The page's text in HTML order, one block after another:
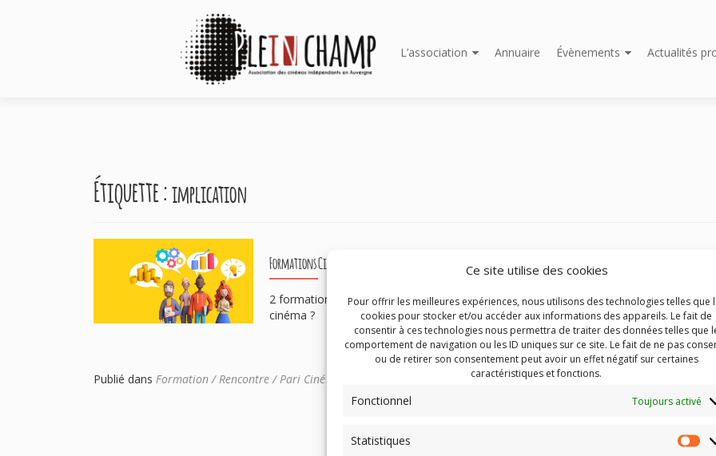
Ce site utilise des cookies
Pour offrir les meilleures expériences, nous utilisons des technologies telles que
cookies pour stocker et/ou accéder aux informations des appareils. Le fait de
consentir à ces technologies nous permettra de traiter des données telles que
comportement de navigation ou les ID uniques sur ce site. Le fait de ne pas
ou de retirer son consentement peut avoir un effet négatif sur certaines
caractéristiques et fonctions.
Fonctionnel Toujours activé
Statistiques
au
L’association Annuaire Évènements Actualités
Étiquette :implication
Formations Cinéma et Bénévolat
2 formations sur le bénévolat au cinéma. Comment impliquer les bénévoles dans le
cinéma ?
Publié dans Formation / Rencontre / Pari Ciné ,formation,implication